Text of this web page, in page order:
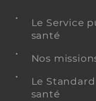
Le Service
santé
Nos
Le
santé